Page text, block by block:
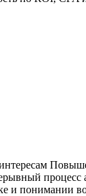
процесс
и